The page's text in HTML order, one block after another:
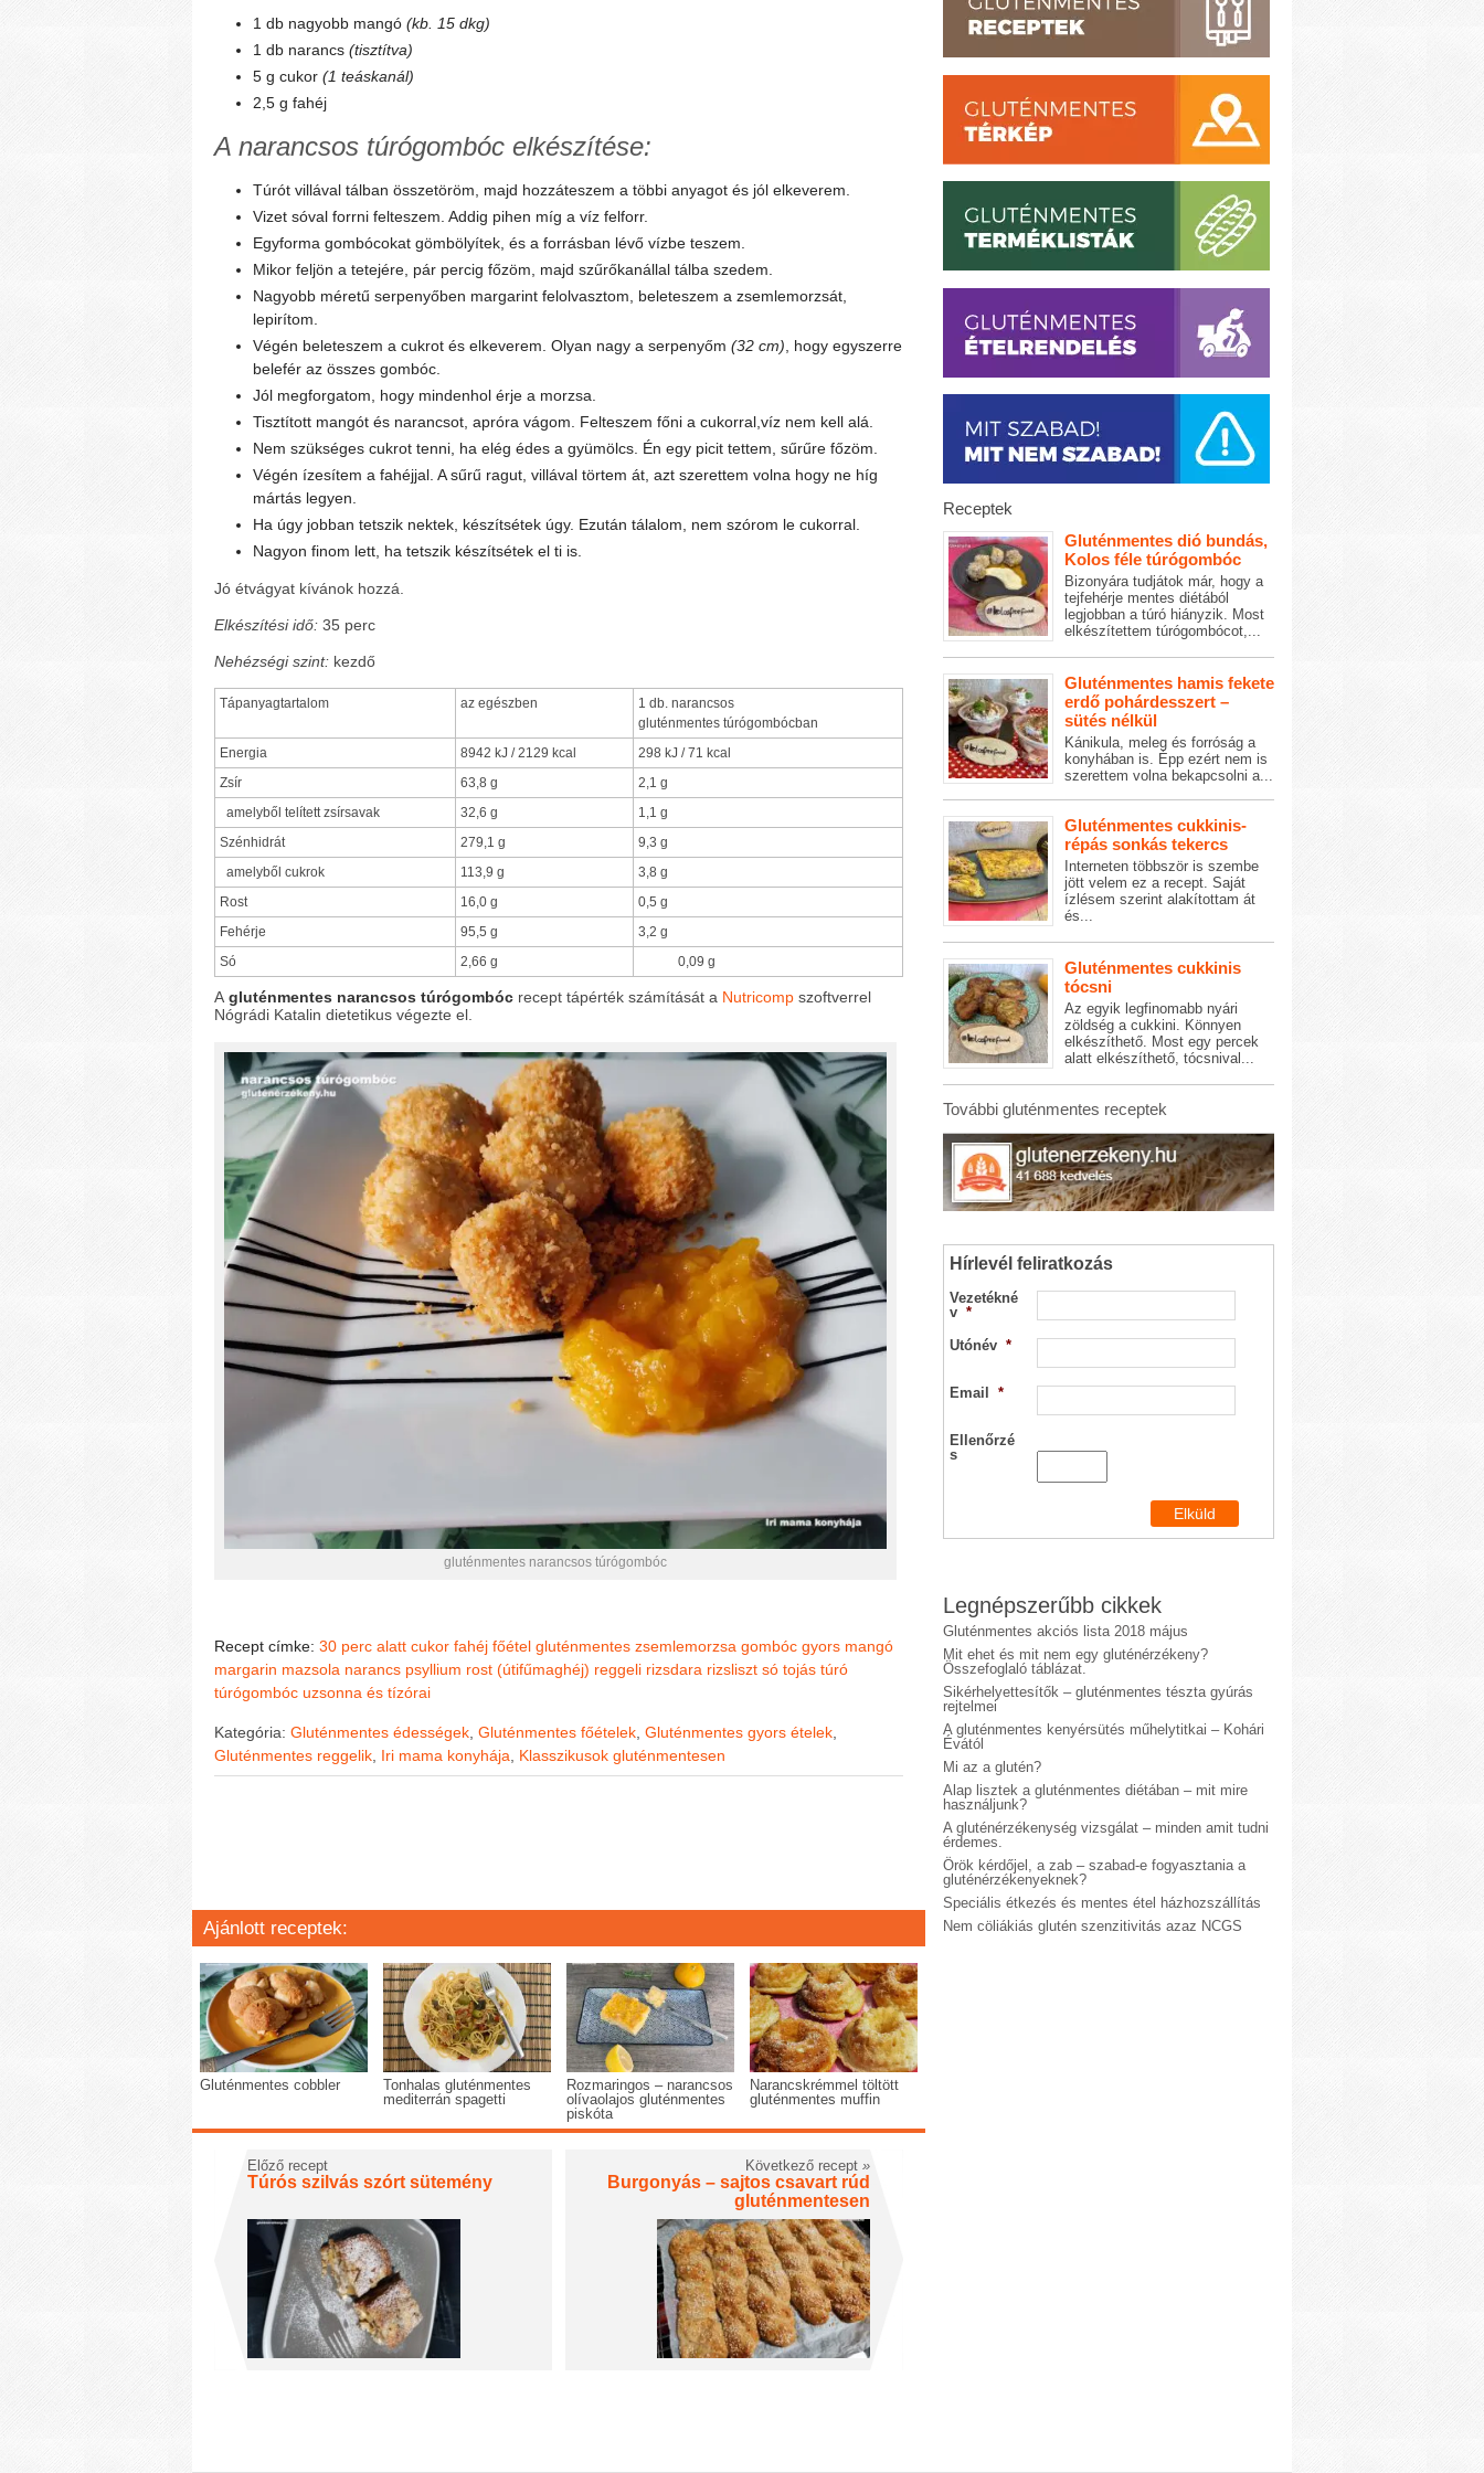
1 db nagyobb mangó (kb. 15 dkg)
1 db narancs (tisztítva)
5 g cukor (1 teáskanál)
2,5 g fahéj
A narancsos túrógombóc elkészítése:
Túrót villával tálban összetöröm, majd hozzáteszem a többi anyagot és jól elkeverem.
Vizet sóval forrni felteszem. Addig pihen míg a víz felforr.
Egyforma gombócokat gömbölyítek, és a forrásban lévő vízbe teszem.
Mikor feljön a tetejére, pár percig főzöm, majd szűrőkanállal tálba szedem.
Nagyobb méretű serpenyőben margarint felolvasztom, beleteszem a zsemlemorzsát,
lepirítom.
Végén beleteszem a cukrot és elkeverem. Olyan nagy a serpenyőm (32 cm) , hogy egyszerre
belefér az összes gombóc.
Jól megforgatom, hogy mindenhol érje a morzsa.
Tisztított mangót és narancsot, apróra vágom. Felteszem főni a cukorral,víz nem kell alá.
Nem szükséges cukrot tenni, ha elég édes a gyümölcs. Én egy picit tettem, sűrűre főzöm.
Végén ízesítem a fahéjjal. A sűrű ragut, villával törtem át, azt szerettem volna hogy ne híg
mártás legyen.
Ha úgy jobban tetszik nektek, készítsétek úgy. Ezután tálalom, nem szórom le cukorral.
Nagyon finom lett, ha tetszik készítsétek el ti is.
Jó étvágyat kívánok hozzá.
Elkészítési idő: 35 perc
Nehézségi szint: kezdő
Tápanyagtartalom az egészben
1 db. narancsos
gluténmentes túrógombócban
Energia
8942 kJ / 2129 kcal
298 kJ / 71 kcal
Zsír
63,8 g
2,1 g
amelyből telített zsírsavak
32,6 g
1,1 g
Szénhidrát
279,1 g
9,3 g
amelyből cukrok
113,9 g
3,8 g
Rost
16,0 g
0,5 g
Fehérje
95,5 g
3,2 g
Só
2,66 g 0,09 g
A gluténmentes narancsos túrógombóc recept tápérték számítását a Nutricomp szoftverrel
Nógrádi Katalin dietetikus végezte el.
gluténmentes narancsos túrógombóc
Recept címke: 30 perc alatt cukor fahéj főétel gluténmentes zsemlemorzsa gombóc gyors mangó
margarin mazsola narancs psyllium rost (útifűmaghéj) reggeli rizsdara rizsliszt só tojás túró
túrógombóc uzsonna és tízórai
Kategória: Gluténmentes édességek Gluténmentes főételek Gluténmentes gyors ételek
Gluténmentes reggelik Iri mama konyhája Klasszikusok gluténmentesen
Ajánlott receptek:
Gluténmentes cobbler
Tonhalas gluténmentes
mediterrán spagetti
Rozmaringos – narancsos
olívaolajos gluténmentes
piskóta
Narancskrémmel töltött
gluténmentes muffin
Előző recept
Túrós szilvás szórt sütemény
Következő recept »
Burgonyás – sajtos csavart rúd
gluténmentesen
Receptek
Gluténmentes dió bundás,
Kolos féle túrógombóc
Bizonyára tudjátok már, hogy a
tejfehérje mentes diétából
legjobban a túró hiányzik. Most
elkészítettem túrógombócot,...
Gluténmentes hamis fekete
erdő pohárdesszert –
sütés nélkül
Kánikula, meleg és forróság a
konyhában is. Épp ezért nem is
szerettem volna bekapcsolni a...
Gluténmentes cukkinis-
répás sonkás tekercs
Interneten többször is szembe
jött velem ez a recept. Saját
ízlésem szerint alakítottam át
és...
Gluténmentes cukkinis
tócsni
Az egyik legfinomabb nyári
zöldség a cukkini. Könnyen
elkészíthető. Most egy percek
alatt elkészíthető, tócsnival...
További gluténmentes receptek
Hírlevél feliratkozás
Vezetékné
v *
Utónév *
Email *
Ellenőrzé
s
Legnépszerűbb cikkek
Gluténmentes akciós lista 2018 május
Mit ehet és mit nem egy gluténérzékeny?
Összefoglaló táblázat.
Sikérhelyettesítők – gluténmentes tészta gyúrás
rejtelmei
A gluténmentes kenyérsütés műhelytitkai – Kohári
Évától
Mi az a glutén?
Alap lisztek a gluténmentes diétában – mit mire
használjunk?
A gluténérzékenység vizsgálat – minden amit tudni
érdemes.
Örök kérdőjel, a zab – szabad-e fogyasztania a
gluténérzékenyeknek?
Speciális étkezés és mentes étel házhozszállítás
Nem cöliákiás glutén szenzitivitás azaz NCGS